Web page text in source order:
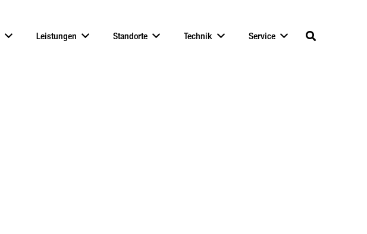
Leistungen Standorte Technik Service